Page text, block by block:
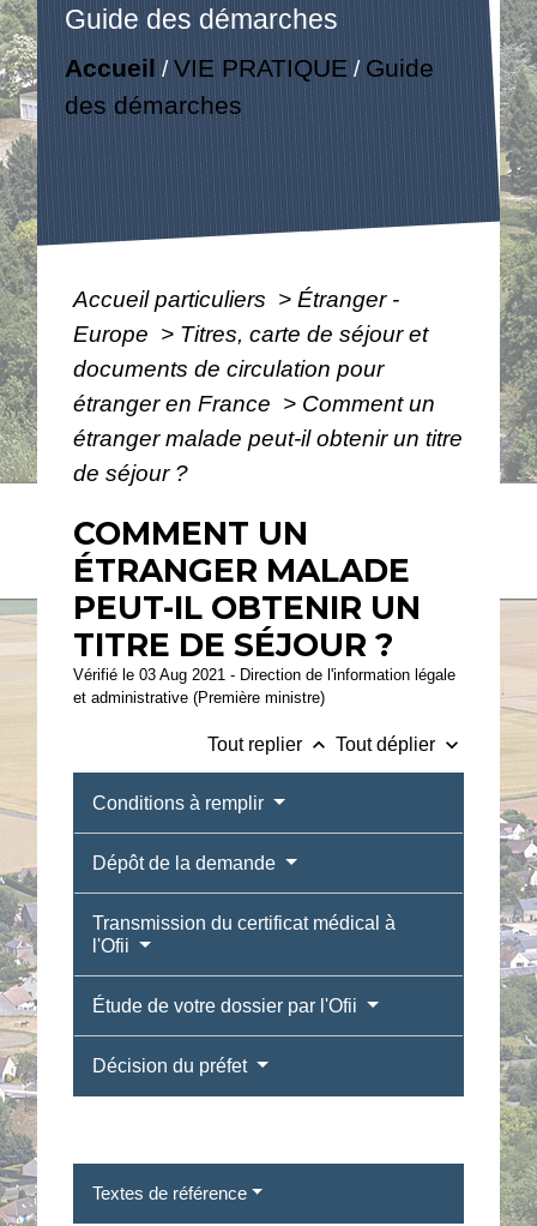
Guide des démarches
Accueil /VIE PRATIQUE / Guide
des démarches
Accueil particuliers > Étranger -
Europe > Titres, carte de séjour et
documents de circulation pour
étranger en France > Comment un
étranger malade peut-il obtenir un titre
de séjour ?
COMMENT UN
ÉTRANGER MALADE
PEUT-IL OBTENIR UN
TITRE DE SÉJOUR ?
Vérifié le 03 Aug 2021 - Direction de l'information légale
et administrative (Première ministre)
Tout replier keyboard_arrow_up Tout déplier keyboard_arrow_down
Conditions à remplir
Dépôt de la demande
Transmission du certificat médical à
l'Ofii
Étude de votre dossier par l'Ofii
Décision du préfet
Textes de référence